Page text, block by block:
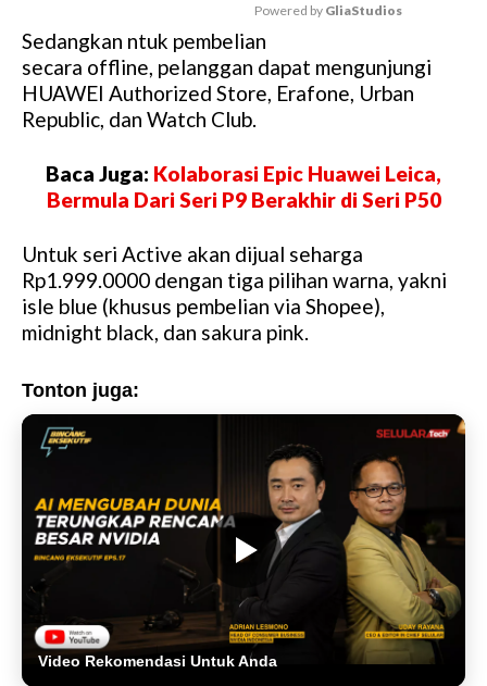
u
t
Powered by GliaStudios
Sedangkan ntuk pembelian
secara offline, pelanggan dapat mengunjungi
HUAWEI Authorized Store, Erafone, Urban
Republic, dan Watch Club.
Baca Juga: Kolaborasi Epic Huawei Leica,
Bermula Dari Seri P9 Berakhir di Seri P50
Untuk seri Active akan dijual seharga
Rp1.999.0000 dengan tiga pilihan warna, yakni
isle blue (khusus pembelian via Shopee),
midnight black, dan sakura pink.
Tonton juga:
Video Rekomendasi Untuk Anda